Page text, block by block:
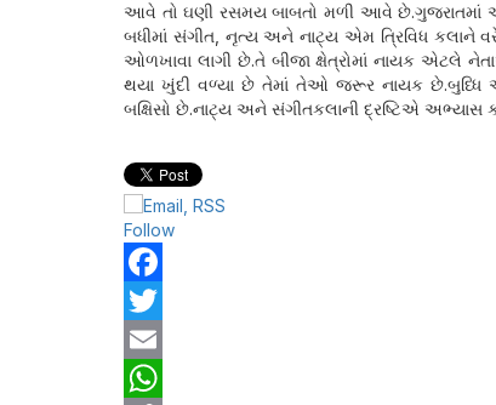
આવે તો ઘણી રસમય બાબતો મળી આવે છે.ગુજરાતમાં
બધીમાં સંગીત, નૃત્ય અને નાટ્ય એમ ત્રિવિધ કલાને
ઓળખાવા લાગી છે.તે બીજા ક્ષેત્રોમાં નાયક એટલે
થયા ખુંદી વળ્યા છે તેમાં તેઓ જરૂર નાયક
બક્ષિસો છે.નાટ્ય અને સંગીતકલાની દ્રષ્ટિએ
Follow
Facebook
Twitter
Email